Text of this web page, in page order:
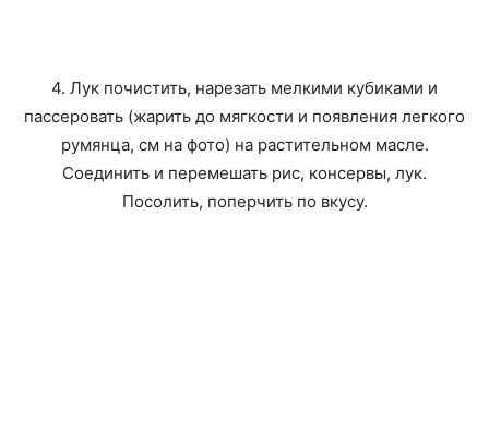
4. Лук почистить, нарезать мелкими кубиками и
пассеровать (жарить до мягкости и появления легкого
румянца, см на фото) на растительном масле.
Соединить и перемешать рис, консервы, лук.
Посолить, поперчить по вкусу.